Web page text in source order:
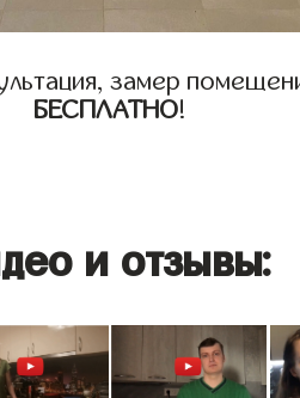
замер
БЕСПЛАТНО!
и отзывы: